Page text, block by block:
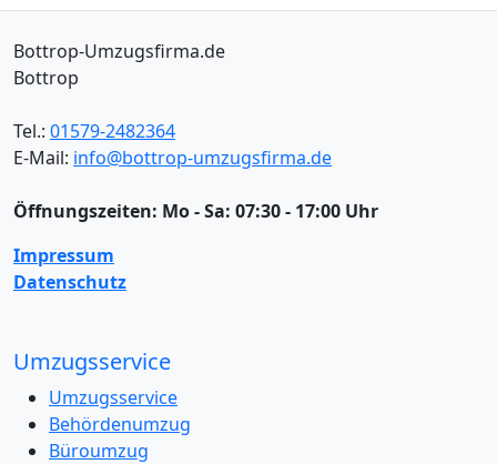
Bottrop-Umzugsfirma.de
Bottrop
Tel.: 01579-2482364
E-Mail: info@bottrop-umzugsfirma.de
Öffnungszeiten: Mo - Sa: 07:30 - 17:00 Uhr
Impressum
Datenschutz
Umzugsservice
Umzugsservice
Behördenumzug
Büroumzug